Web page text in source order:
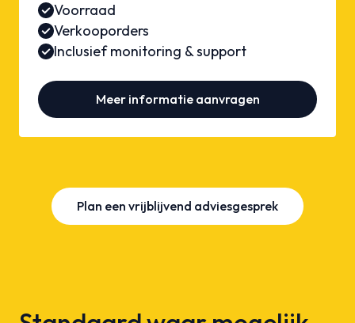
Voorraad
Verkooporders
Inclusief monitoring & support
Meer informatie aanvragen
Plan een vrijblijvend adviesgesprek